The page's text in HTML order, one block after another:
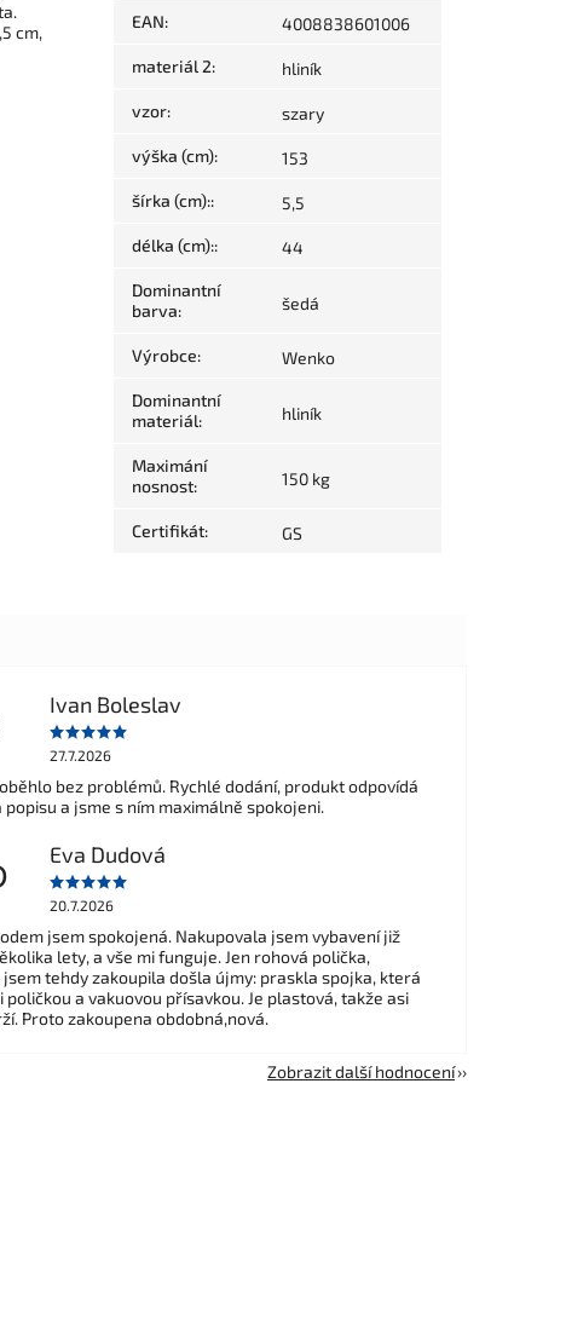
cm,
EAN: 4008838601006
materiál 2: hliník
vzor: szary
výška (cm): 153
šírka (cm):: 5,5
délka (cm):: 44
Dominantní
barva: šedá
Výrobce: Wenko
Dominantní
materiál: hliník
Maximání
nosnost: 150 kg
Certifikát: GS
Ivan Boleslav
27.7.2026
bez problémů. Rychlé dodání, produkt odpovídá
popisu a jsme s ním maximálně spokojeni.
Eva Dudová
20.7.2026
jsem spokojená. Nakupovala jsem vybavení již
lety, a vše mi funguje. Jen rohová polička,
tehdy zakoupila došla újmy: praskla spojka, která
poličkou a vakuovou přísavkou. Je plastová, takže asi
Proto zakoupena obdobná,nová.
Zobrazit další hodnocení